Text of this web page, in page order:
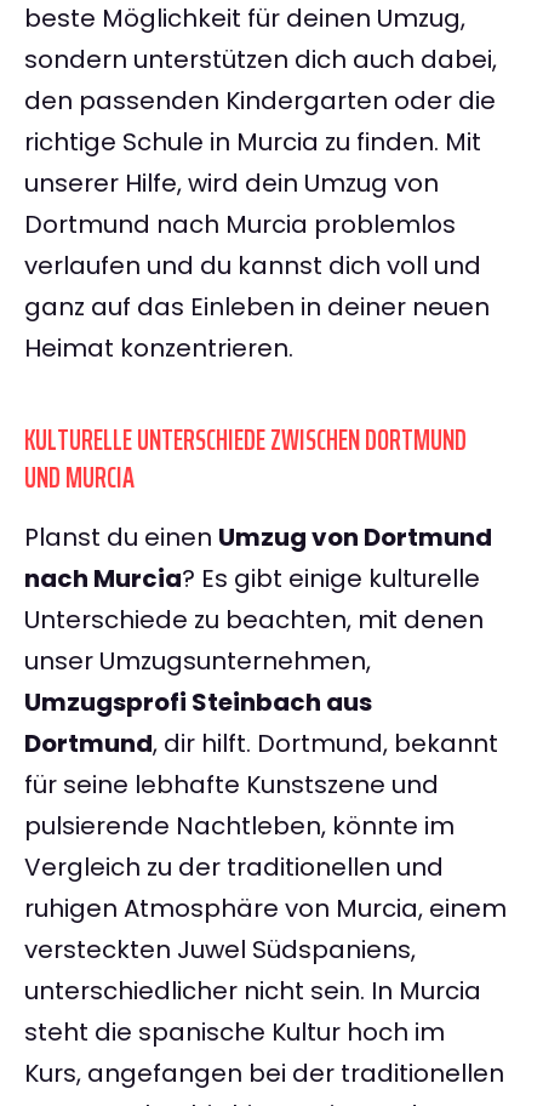
beste Möglichkeit für deinen Umzug,
sondern unterstützen dich auch dabei,
den passenden Kindergarten oder die
richtige Schule in Murcia zu finden. Mit
unserer Hilfe, wird dein Umzug von
Dortmund nach Murcia problemlos
verlaufen und du kannst dich voll und
ganz auf das Einleben in deiner neuen
Heimat konzentrieren.
KULTURELLE UNTERSCHIEDE ZWISCHEN DORTMUND
UND MURCIA
Planst du einen Umzug von Dortmund
nach Murcia? Es gibt einige kulturelle
Unterschiede zu beachten, mit denen
unser Umzugsunternehmen,
Umzugsprofi Steinbach aus
Dortmund, dir hilft. Dortmund, bekannt
für seine lebhafte Kunstszene und
pulsierende Nachtleben, könnte im
Vergleich zu der traditionellen und
ruhigen Atmosphäre von Murcia, einem
versteckten Juwel Südspaniens,
unterschiedlicher nicht sein. In Murcia
steht die spanische Kultur hoch im
Kurs, angefangen bei der traditionellen